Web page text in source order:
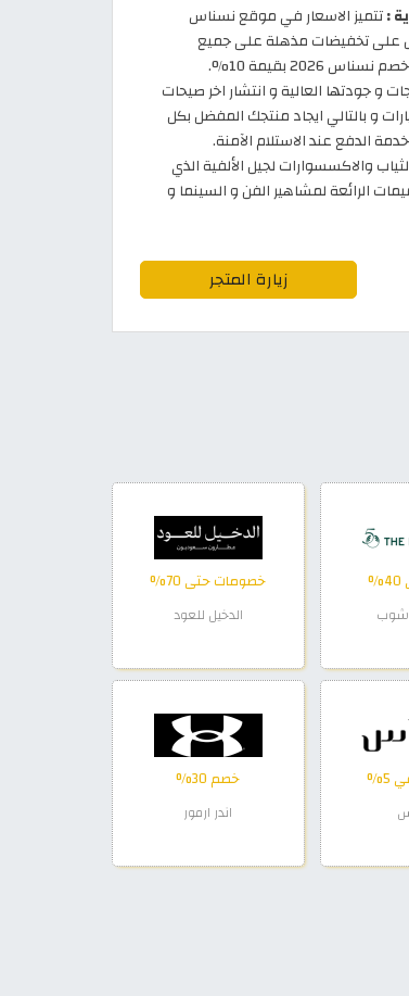
:تتميز الاسعار في موقع نسناس
على تخفيضات مذهلة على جميع
بقيمة 10%.
و جودتها العالية و انتشار اخر صيحات
و بالتالي ايجاد منتجك المفضل بكل
الدفع عند الاستلام الآمنة.
والاكسسوارات لجيل الألفية الذي
الرائعة لمشاهير الفن و السينما و
زيارة المتجر
شوب
خصومات حتى 70%
الدخيل للعود
خصم 30%
اندر ارمور